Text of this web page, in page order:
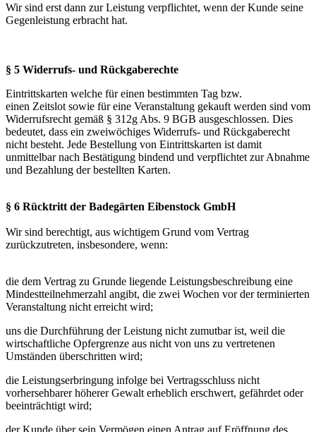
Wir sind erst dann zur Leistung verpflichtet, wenn der Kunde seine
Gegenleistung erbracht hat.
§ 5 Widerrufs- und Rückgaberechte
Eintrittskarten welche für einen bestimmten Tag bzw.
einen Zeitslot sowie für eine Veranstaltung gekauft werden sind vom
Widerrufsrecht gemäß § 312g Abs. 9 BGB ausgeschlossen. Dies
bedeutet, dass ein zweiwöchiges Widerrufs- und Rückgaberecht
nicht besteht. Jede Bestellung von Eintrittskarten ist damit
unmittelbar nach Bestätigung bindend und verpflichtet zur Abnahme
und Bezahlung der bestellten Karten.
§ 6 Rücktritt der Badegärten Eibenstock GmbH
Wir sind berechtigt, aus wichtigem Grund vom Vertrag
zurückzutreten, insbesondere, wenn:
die dem Vertrag zu Grunde liegende Leistungsbeschreibung eine
Mindestteilnehmerzahl angibt, die zwei Wochen vor der terminierten
Veranstaltung nicht erreicht wird;
uns die Durchführung der Leistung nicht zumutbar ist, weil die
wirtschaftliche Opfergrenze aus nicht von uns zu vertretenen
Umständen überschritten wird;
die Leistungserbringung infolge bei Vertragsschluss nicht
vorhersehbarer höherer Gewalt erheblich erschwert, gefährdet oder
beeinträchtigt wird;
der Kunde über sein Vermögen einen Antrag auf Eröffnung des